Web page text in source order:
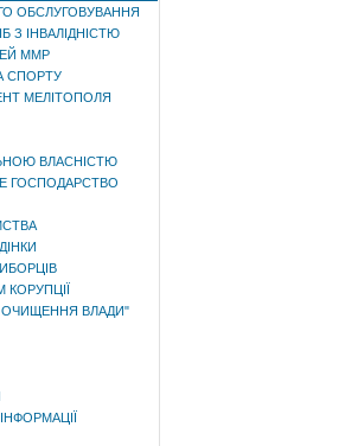
ОБСЛУГОВУВАННЯ
З ІНВАЛІДНІСТЮ
ММР
СПОРТУ
МЕЛІТОПОЛЯ
ВЛАСНІСТЮ
ГОСПОДАРСТВО
ОЧИЩЕННЯ ВЛАДИ"